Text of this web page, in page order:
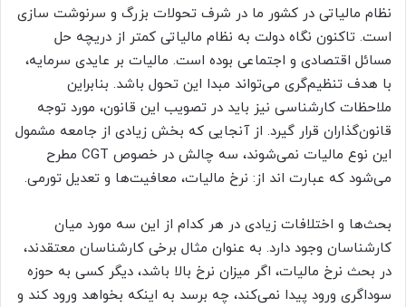
نظام مالیاتی در کشور ما در شرف تحولات بزرگ و سرنوشت سازی
است. تاکنون نگاه دولت به نظام مالیاتی کمتر از دریچه حل
مسائل اقتصادی و اجتماعی بوده است. مالیات بر عایدی سرمایه،
با هدف تنظیم‌گری می‌تواند مبدا این تحول باشد. بنابراین
ملاحظات کارشناسی نیز باید در تصویب این قانون، مورد توجه
قانون‌گذاران قرار گیرد. از آنجایی که بخش زیادی از جامعه مشمول
این نوع مالیات نمی‌شوند، سه چالش در خصوص CGT مطرح
می‌شود که عبارت اند از: نرخ مالیات، معافیت‌ها و تعدیل تورمی.
بحث‌ها و اختلافات زیادی در هر کدام از این سه مورد میان
کارشناسان وجود دارد. به عنوان مثال برخی کارشناسان معتقدند،
در بحث نرخ مالیات، اگر میزان نرخ بالا باشد، دیگر کسی به حوزه
سوداگری ورود پیدا نمی‌کند، چه برسد به اینکه بخواهد ورود کند و